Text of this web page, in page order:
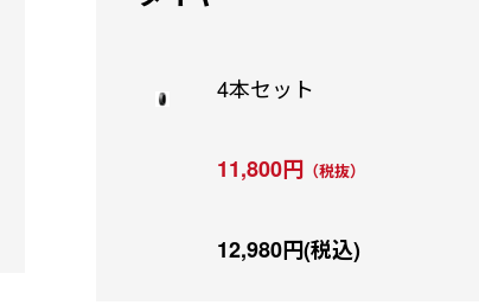
4本セット
11,800円 （税抜）
12,980円(税込)